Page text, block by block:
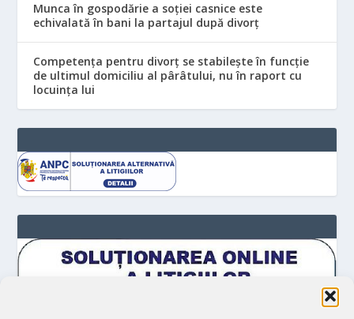
Munca în gospodărie a soției casnice este
echivalată în bani la partajul după divorț
Competența pentru divorț se stabilește în funcție
de ultimul domiciliu al pârâtului, nu în raport cu
locuinţa lui